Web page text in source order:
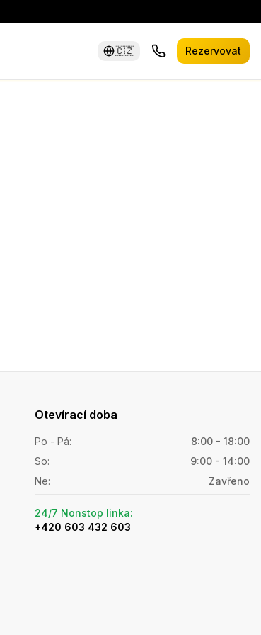
🇨🇿 Rezervovat
Otevírací doba
Po - Pá:
8:00 - 18:00
So:
9:00 - 14:00
Ne: Zavřeno
24/7 Nonstop linka:
+420 603 432 603